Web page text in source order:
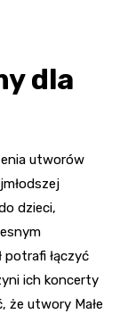
dla
utworów
dzieci,
potrafi łączyć
ich koncerty
że utwory Małe